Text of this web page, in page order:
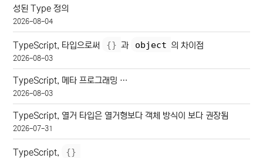
성된 Type 정의
2026-08-04
TypeScript, 타입으로써 {} 과 object 의 차이점
2026-08-03
TypeScript, 메타 프로그래밍 …
2026-08-03
TypeScript, 열거 타입은 열거형보다 객체 방식이 보다 권장됨
2026-07-31
TypeScript, {}